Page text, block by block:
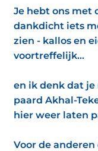
Je hebt ons met
dankdicht iets
zien - kallos en
voortreffelijk...
en ik denk dat
paard Akhal-
hier weer laten
Voor de